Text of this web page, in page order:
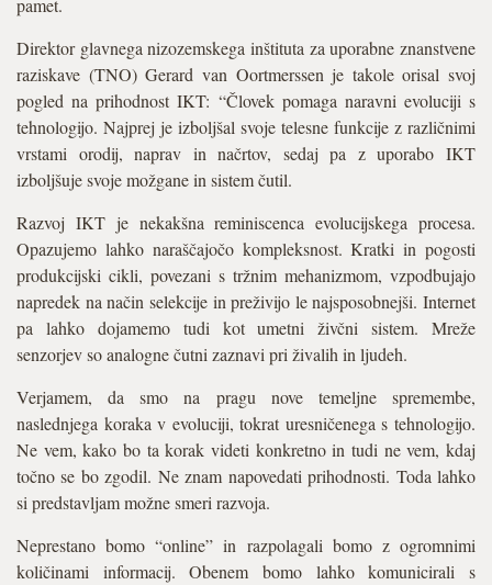
pamet.
Direktor glavnega nizozemskega inštituta za uporabne znanstvene
raziskave (TNO) Gerard van Oortmerssen je takole orisal svoj
pogled na prihodnost IKT: “Človek pomaga naravni evoluciji s
tehnologijo. Najprej je izboljšal svoje telesne funkcije z različnimi
vrstami orodij, naprav in načrtov, sedaj pa z uporabo IKT
izboljšuje svoje možgane in sistem čutil.
Razvoj IKT je nekakšna reminiscenca evolucijskega procesa.
Opazujemo lahko naraščajočo kompleksnost. Kratki in pogosti
produkcijski cikli, povezani s tržnim mehanizmom, vzpodbujajo
napredek na način selekcije in preživijo le najsposobnejši. Internet
pa lahko dojamemo tudi kot umetni živčni sistem. Mreže
senzorjev so analogne čutni zaznavi pri živalih in ljudeh.
Verjamem, da smo na pragu nove temeljne spremembe,
naslednjega koraka v evoluciji, tokrat uresničenega s tehnologijo.
Ne vem, kako bo ta korak videti konkretno in tudi ne vem, kdaj
točno se bo zgodil. Ne znam napovedati prihodnosti. Toda lahko
si predstavljam možne smeri razvoja.
Neprestano bomo “online” in razpolagali bomo z ogromnimi
količinami informacij. Obenem bomo lahko komunicirali s